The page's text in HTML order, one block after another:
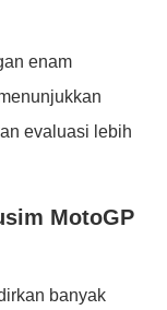
enam
evaluasi lebih
MotoGP
banyak